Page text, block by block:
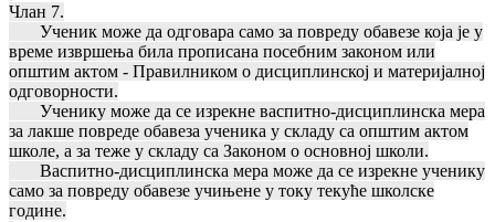
Члан 7.
Ученик може да одговара само за повреду обавезе која је у
време извршења била прописана посебним законом или
општим актом - Правилником о дисциплинској и материјалној
одговорности.
Ученику може да се изрекне васпитно-дисциплинска мера
за лакше повреде обавеза ученика у складу са општим актом
школе, а за теже у складу са Законом о основној школи.
Васпитно-дисциплинска мера може да се изрекне ученику
само за повреду обавезе учињене у току текуће школске
године.